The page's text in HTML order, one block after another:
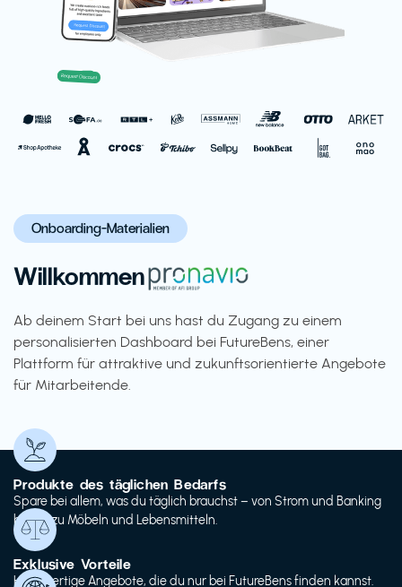
Onboarding-Materialien
Willkommen
Ab deinem Start bei uns hast du Zugang zu einem
personalisierten Dashboard bei FutureBens, einer
Plattform für attraktive und zukunftsorientierte Angebote
für Mitarbeitende.
Produkte des täglichen Bedarfs
Spare bei allem, was du täglich brauchst – von Strom und Banking
bis hin zu Möbeln und Lebensmitteln.
Exklusive Vorteile
Hochwertige Angebote, die du nur bei FutureBens finden kannst.